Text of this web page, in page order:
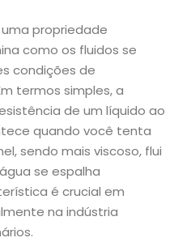
propriedade
como os fluidos se
condições de
termos simples, a
de um líquido ao
quando você tenta
sendo mais viscoso, flui
se espalha
é crucial em
na indústria